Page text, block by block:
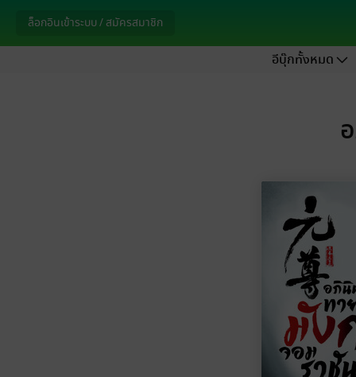
ล็อกอินเข้าระบบ / สมัครสมาชิก
อีบุ๊กทั้งหมด